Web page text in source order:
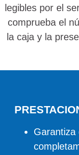
legibles por el
comprueba el
la caja y la
Garantiza